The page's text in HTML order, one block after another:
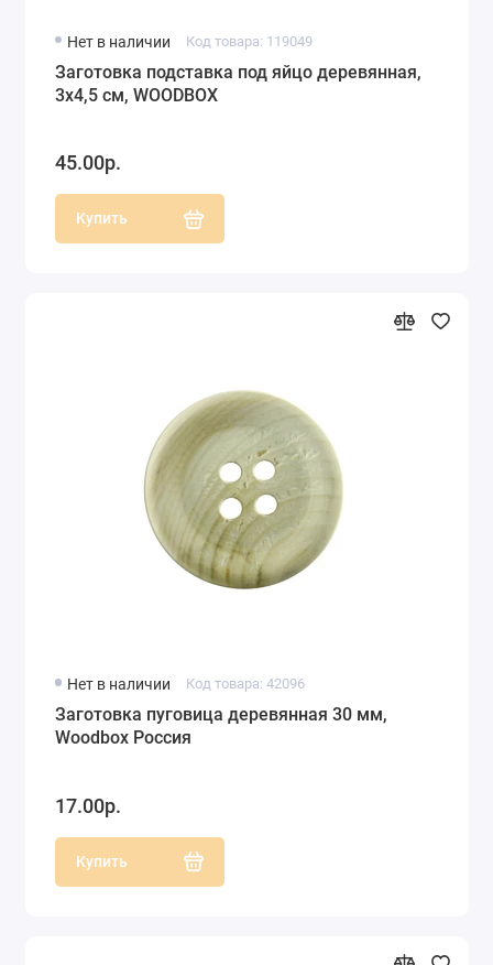
Нет в наличии Код товара: 119049
Заготовка подставка под яйцо деревянная,
3х4,5 см, WOODBOX
45.00р.
Купить
Нет в наличии Код товара: 42096
Заготовка пуговица деревянная 30 мм,
Woodbox Россия
17.00р.
Купить